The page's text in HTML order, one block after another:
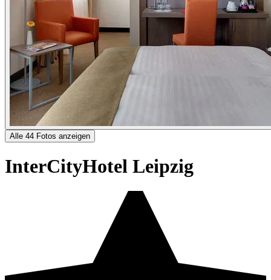
Alle 44 Fotos anzeigen
InterCityHotel Leipzig